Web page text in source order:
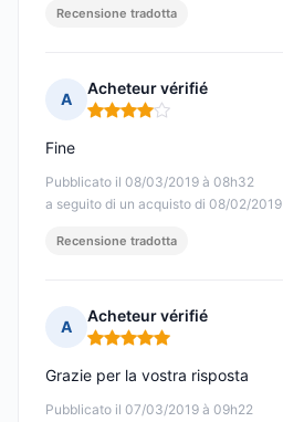
Recensione tradotta
A
Acheteur vérifié
Nota: 4 su 5
Pubblicato il 08/03/2019 à 08h32
a seguito di un acquisto di 08/02/2019
Fine
Recensione tradotta
A
Acheteur vérifié
Nota: 5 su 5
Pubblicato il 07/03/2019 à 09h22
Grazie per la vostra risposta